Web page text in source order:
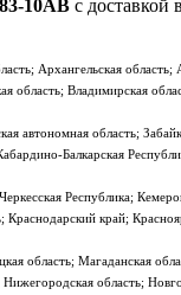
10AB с доставкой
Архангельская область;
область; Владимирская
автономная область;
Балкарская
Республика;
Краснодарский край;
область; Магаданская
область;